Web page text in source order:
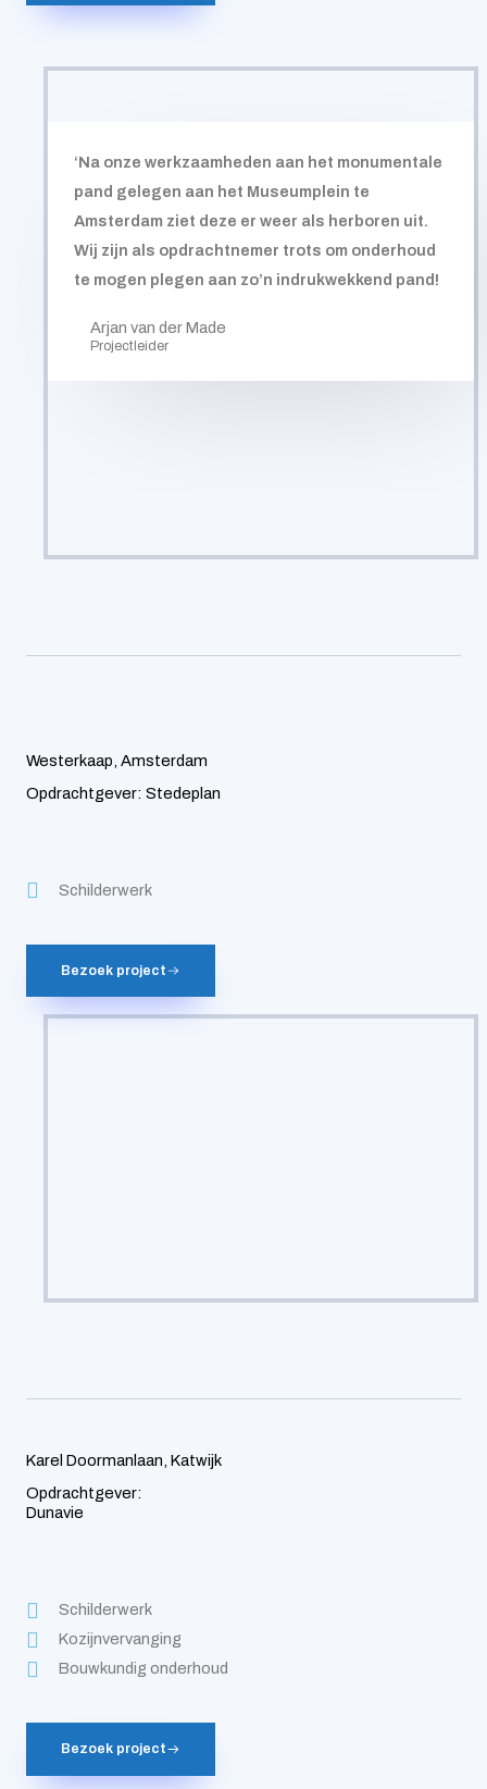
‘Na onze werkzaamheden aan het monumentale
pand gelegen aan het Museumplein te
Amsterdam ziet deze er weer als herboren uit.
Wij zijn als opdrachtnemer trots om onderhoud
te mogen plegen aan zo’n indrukwekkend pand!
Arjan van der Made
Projectleider
Westerkaap, Amsterdam
Opdrachtgever: Stedeplan
Schilderwerk
Bezoek project
Karel Doormanlaan, Katwijk
Opdrachtgever:
Dunavie
Schilderwerk
Kozijnvervanging
Bouwkundig onderhoud
Bezoek project